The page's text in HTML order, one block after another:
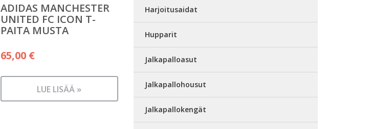
ADIDAS MANCHESTER
UNITED FC ICON T-
PAITA MUSTA
65,00 €
LUE LISÄÄ »
Harjoitusaidat
Hupparit
Jalkapalloasut
Jalkapallohousut
Jalkapallokengät